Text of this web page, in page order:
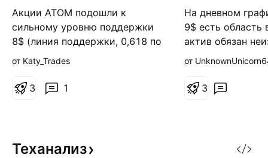
Акции ATOM подошли к
сильному уровню поддержки
8$ (линия поддержки, 0,618 по
фибо, VAH накопления).
движение вверх к уровню 23$
н
я
от Katy_Trades
1
3
На дневном
9$ есть область
актив обязан
вернуться.
очень сильная и
н
я
от
3
Теханализ